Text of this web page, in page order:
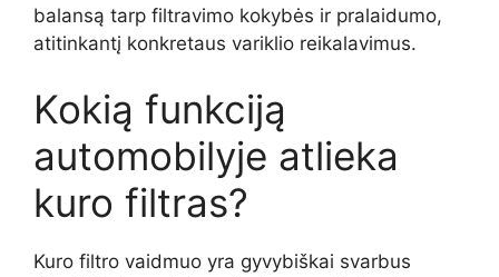
balansą tarp filtravimo kokybės ir pralaidumo,
atitinkantį konkretaus variklio reikalavimus.
Kokią funkciją
automobilyje atlieka
kuro filtras?
Kuro filtro vaidmuo yra gyvybiškai svarbus